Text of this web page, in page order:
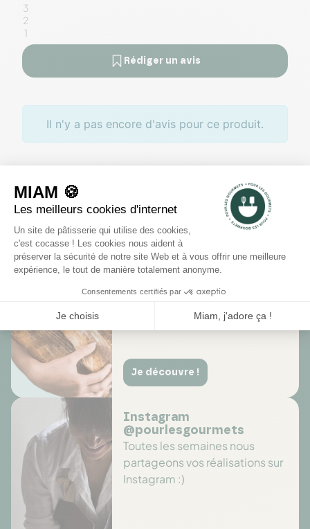
3
2
1
Rédiger un avis
Il n'y a pas encore d'avis pour ce produit.
Des offres toute l’année
Profitez de promotions tout au
long de l'année sur des
sélections de produits
Je découvre !
Instagram
@pourlesgourmets
Toutes les semaines nous
partageons vos réalisations sur
Instagram :)